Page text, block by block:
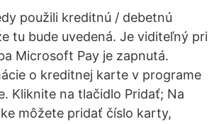
použili kreditnú / debetnú
tu bude uvedená. Je viditeľný pri
Microsoft Pay je zapnutá.
o kreditnej karte v programe
Kliknite na tlačidlo Pridať; Na
môžete pridať číslo karty,